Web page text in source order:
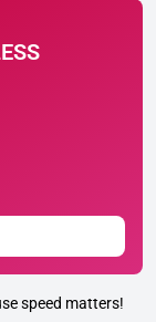
speed matters!